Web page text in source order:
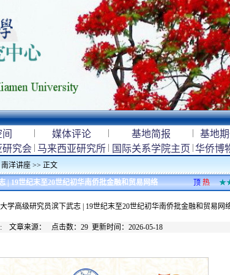
| 媒体评论 | 基地简报 | 基地期
研究会 | 马来西亚研究所 | 国际关系学院主页 |华侨博
南洋讲座 >> 正文
| 19世纪末至20世纪初华南侨批金融和贸易网络 顶 热
学高级研究员滨下武志 | 19世纪末至20世纪初华南侨批金融和贸易网
文章来源： 点击数： 29 更新时间：2026-05-18